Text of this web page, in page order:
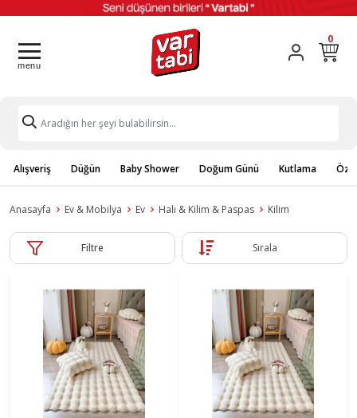
0
Alışveriş Düğün Baby Shower Doğum Günü Kutlama
Anasayfa Ev & Mobilya Ev Halı & Kilim & Paspas Kilim
Filtre Sırala